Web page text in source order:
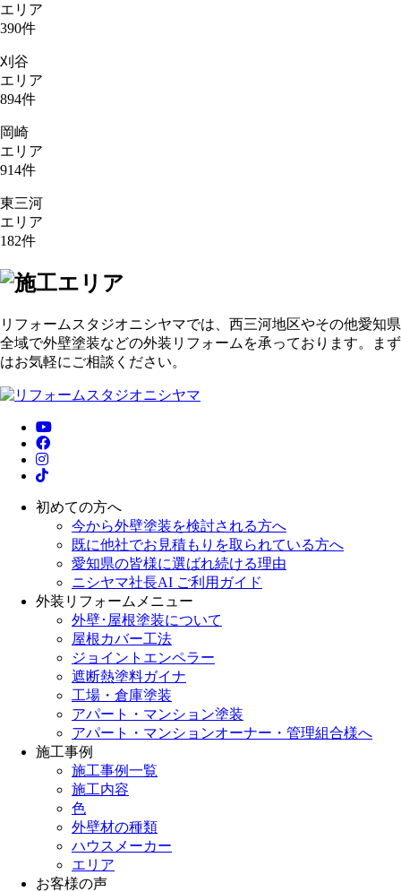
エリア
390件
刈谷
エリア
894件
岡崎
エリア
914件
東三河
エリア
182件
リフォームスタジオニシヤマでは、西三河地区やその他愛知県
全域で外壁塗装などの外装リフォームを承っております。まず
はお気軽にご相談ください。
初めての方へ
今から外壁塗装を検討される方へ
既に他社でお見積もりを取られている方へ
愛知県の皆様に選ばれ続ける理由
ニシヤマ社長AI ご利用ガイド
外装リフォームメニュー
外壁･屋根塗装について
屋根カバー工法
ジョイントエンペラー
遮断熱塗料ガイナ
工場・倉庫塗装
アパート・マンション塗装
アパート・マンションオーナー・管理組合様へ
施工事例
施工事例一覧
施工内容
色
外壁材の種類
ハウスメーカー
エリア
お客様の声